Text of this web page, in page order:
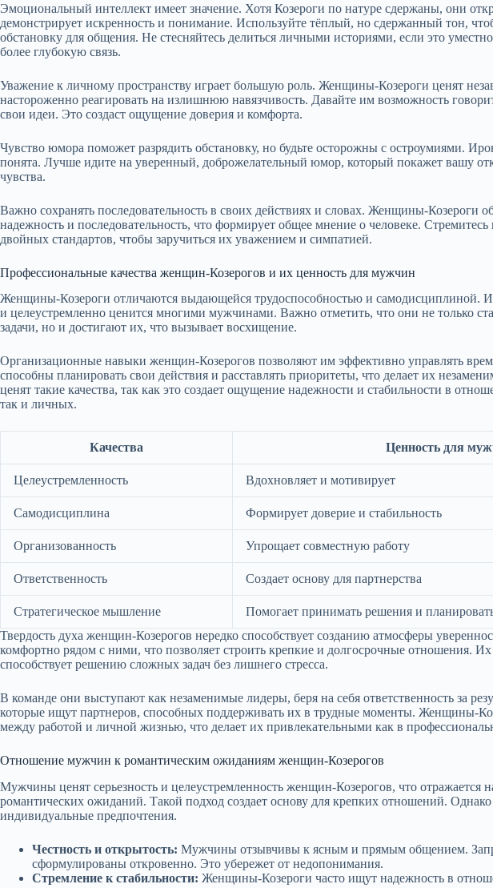
Эмоциональный интеллект имеет значение. Хотя Козероги по натуре сдержаны, они
демонстрирует искренность и понимание. Используйте тёплый, но сдержанный тон,
обстановку для общения. Не стесняйтесь делиться личными историями, если это
более глубокую связь.
Уважение к личному пространству играет большую роль. Женщины-Козероги ценят
настороженно реагировать на излишнюю навязчивость. Давайте им возможность
свои идеи. Это создаст ощущение доверия и комфорта.
Чувство юмора поможет разрядить обстановку, но будьте осторожны с остроумиями.
понята. Лучше идите на уверенный, доброжелательный юмор, который покажет вашу
чувства.
Важно сохранять последовательность в своих действиях и словах. Женщины-Козероги
надежность и последовательность, что формирует общее мнение о человеке. Стремитесь
двойных стандартов, чтобы заручиться их уважением и симпатией.
Профессиональные качества женщин-Козерогов и их ценность для мужчин
Женщины-Козероги отличаются выдающейся трудоспособностью и самодисциплиной.
и целеустремленно ценится многими мужчинами. Важно отметить, что они не только
задачи, но и достигают их, что вызывает восхищение.
Организационные навыки женщин-Козерогов позволяют им эффективно управлять
способны планировать свои действия и расставлять приоритеты, что делает их
ценят такие качества, так как это создает ощущение надежности и стабильности в
так и личных.
Качества Ценность для
Целеустремленность Вдохновляет и мотивирует
Самодисциплина Формирует доверие и стабильность
Организованность Упрощает совместную работу
Ответственность Создает основу для партнерства
Стратегическое мышление
Помогает принимать решения и
Твердость духа женщин-Козерогов нередко способствует созданию атмосферы
комфортно рядом с ними, что позволяет строить крепкие и долгосрочные отношения.
способствует решению сложных задач без лишнего стресса.
В команде они выступают как незаменимые лидеры, беря на себя ответственность за
которые ищут партнеров, способных поддерживать их в трудные моменты. Женщины-
между работой и личной жизнью, что делает их привлекательными как в
Отношение мужчин к романтическим ожиданиям женщин-Козерогов
Мужчины ценят серьезность и целеустремленность женщин-Козерогов, что отражается
романтических ожиданий. Такой подход создает основу для крепких отношений.
индивидуальные предпочтения.
Честность и открытость: Мужчины отзывчивы к ясным и прямым общением.
сформулированы откровенно. Это убережет от недопонимания.
Стремление к стабильности: Женщины-Козероги часто ищут надежность в